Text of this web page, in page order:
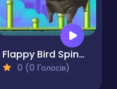
Flappy Bird Spinning Oia Oia Cat
0 (0 Голосів)